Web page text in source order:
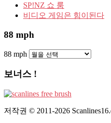
SP!NZ 쇼 룸
비디오 게임은 힘이된다
88 mph
88 mph
보너스 !
저작권 © 2011-2026